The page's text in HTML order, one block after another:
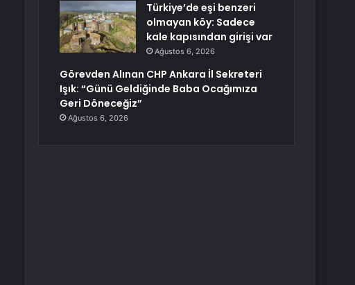
Türkiye’de eşi benzeri
olmayan köy: Sadece
kale kapısından girişi var
Ağustos 6, 2026
Görevden Alınan CHP Ankara İl Sekreteri
Işık: “Günü Geldiğinde Baba Ocağımıza
Geri Döneceğiz”
Ağustos 6, 2026